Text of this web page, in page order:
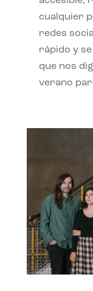
cualquier
redes
rápido y se
que nos
verano